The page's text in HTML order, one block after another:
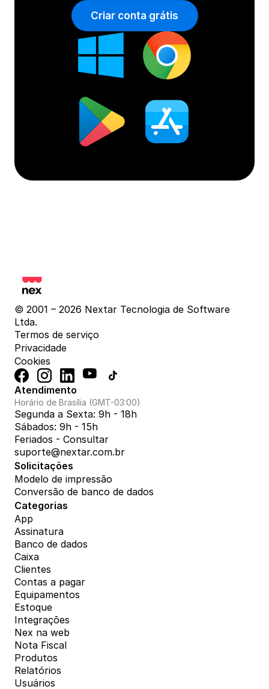
Criar conta grátis
© 2001 – 2026 Nextar Tecnologia de Software
Ltda.
Termos de serviço
Privacidade
Cookies
Atendimento
Horário de Brasília (GMT-03:00)
Segunda a Sexta: 9h - 18h
Sábados: 9h - 15h
Feriados - Consultar
suporte@nextar.com.br
Solicitações
Modelo de impressão
Conversão de banco de dados
Categorias
App
Assinatura
Banco de dados
Caixa
Clientes
Contas a pagar
Equipamentos
Estoque
Integrações
Nex na web
Nota Fiscal
Produtos
Relatórios
Usuários